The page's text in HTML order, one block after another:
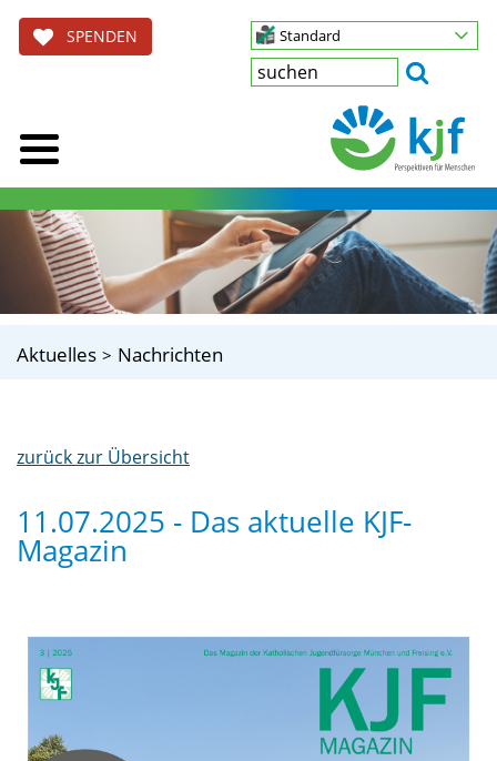
SPENDEN Standard
Aktuelles Nachrichten
zurück zur Übersicht
11.07.2025 - Das aktuelle KJF-
Magazin